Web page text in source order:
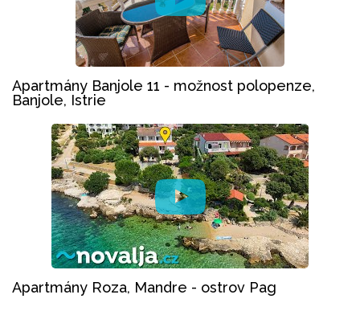
Apartmány Banjole 11 - možnost polopenze,
Banjole, Istrie
Apartmány Roza, Mandre - ostrov Pag